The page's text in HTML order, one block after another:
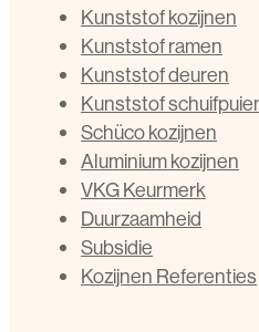
Kunststof kozijnen
Kunststof ramen
Kunststof deuren
Kunststof
Schüco kozijnen
Aluminium kozijnen
VKG Keurmerk
Duurzaamheid
Subsidie
Kozijnen Referenties